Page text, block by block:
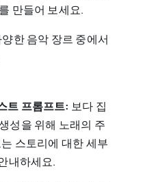
만들어 보세요.
한 음악 장르 중에서
트 프롬프트: 보다 집
성을 위해 노래의 주
스토리에 대한 세부
내하세요.